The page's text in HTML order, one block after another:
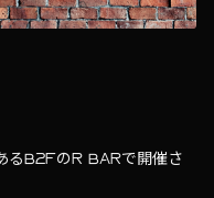
るB2FのR BARで開催さ